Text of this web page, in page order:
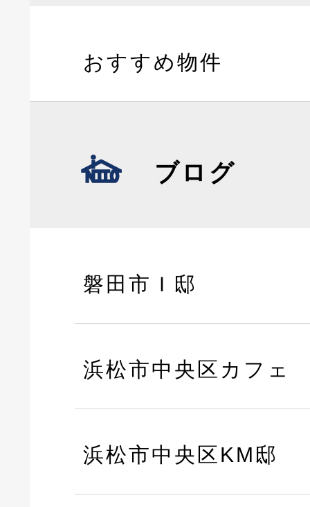
おすすめ物件
ブログ
磐田市Ｉ邸
浜松市中央区カフェ
浜松市中央区KM邸